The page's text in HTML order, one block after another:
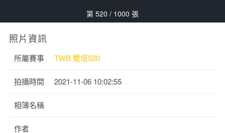
第 520 / 1000 張
照片資訊
所屬賽事 TWB 雙塔520
拍攝時間 2021-11-06 10:02:55
相簿名稱
作者